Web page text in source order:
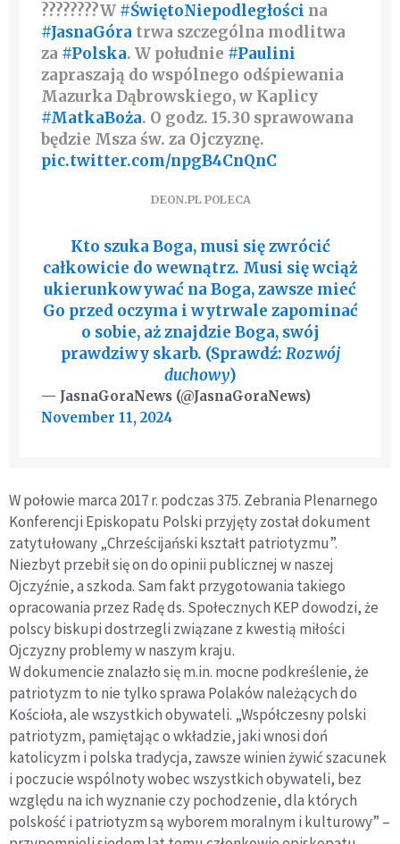
????????W #ŚwiętoNiepodległości na
#JasnaGóra trwa szczególna modlitwa
za #Polska. W południe #Paulini
zapraszają do wspólnego odśpiewania
Mazurka Dąbrowskiego, w Kaplicy
#MatkaBoża. O godz. 15.30 sprawowana
będzie Msza św. za Ojczyznę.
pic.twitter.com/npgB4CnQnC
DEON.PL POLECA
Kto szuka Boga, musi się zwrócić
całkowicie do wewnątrz. Musi się wciąż
ukierunkowywać na Boga, zawsze mieć
Go przed oczyma i wytrwale zapominać
o sobie, aż znajdzie Boga, swój
prawdziwy skarb. (Sprawdź: Rozwój
duchowy)
— JasnaGoraNews (@JasnaGoraNews)
November 11, 2024
W połowie marca 2017 r. podczas 375. Zebrania Plenarnego
Konferencji Episkopatu Polski przyjęty został dokument
zatytułowany „Chrześcijański kształt patriotyzmu”.
Niezbyt przebił się on do opinii publicznej w naszej
Ojczyźnie, a szkoda. Sam fakt przygotowania takiego
opracowania przez Radę ds. Społecznych KEP dowodzi, że
polscy biskupi dostrzegli związane z kwestią miłości
Ojczyzny problemy w naszym kraju.
W dokumencie znalazło się m.in. mocne podkreślenie, że
patriotyzm to nie tylko sprawa Polaków należących do
Kościoła, ale wszystkich obywateli. „Współczesny polski
patriotyzm, pamiętając o wkładzie, jaki wnosi doń
katolicyzm i polska tradycja, zawsze winien żywić szacunek
i poczucie wspólnoty wobec wszystkich obywateli, bez
względu na ich wyznanie czy pochodzenie, dla których
polskość i patriotyzm są wyborem moralnym i kulturowy” –